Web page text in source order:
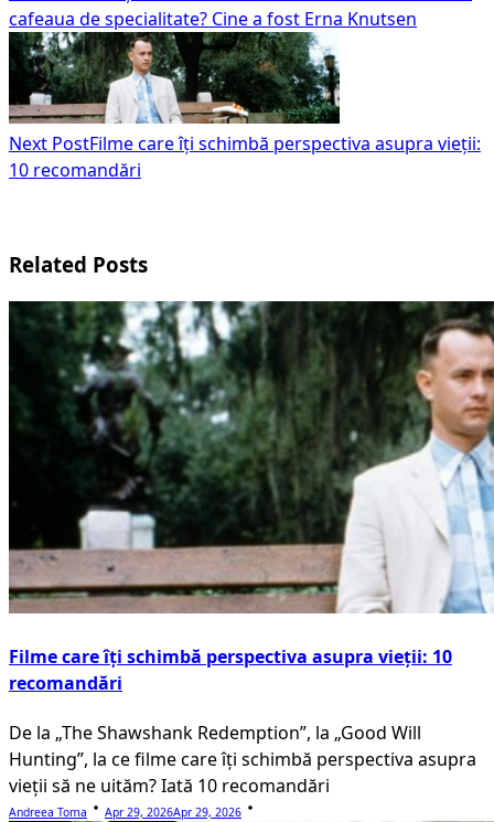
cafeaua de specialitate? Cine a fost Erna Knutsen
Next PostFilme care îți schimbă perspectiva asupra vieții:
10 recomandări
Related Posts
Filme care îți schimbă perspectiva asupra vieții: 10
recomandări
De la „The Shawshank Redemption”, la „Good Will
Hunting”, la ce filme care îți schimbă perspectiva asupra
vieții să ne uităm? Iată 10 recomandări
Andreea Toma Apr 29, 2026Apr 29, 2026